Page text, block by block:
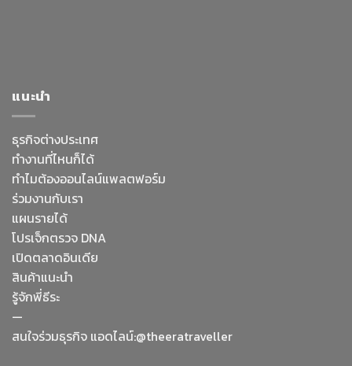
แนะนำ
ธุรกิจต่างประเทศ
ทำงานที่ไหนก็ได้
ทำไมต้องออนไลน์แพลตฟอร์ม
ร่วมงานกับเรา
แผนรายได้
โปรเจ็กตรวจ DNA
เปิดตลาดอินเดีย
สินค้าแนะนำ
รู้จักพี่ธีระ
—
สนใจร่วมธุรกิจ แอดไลน์:@theeratraveller